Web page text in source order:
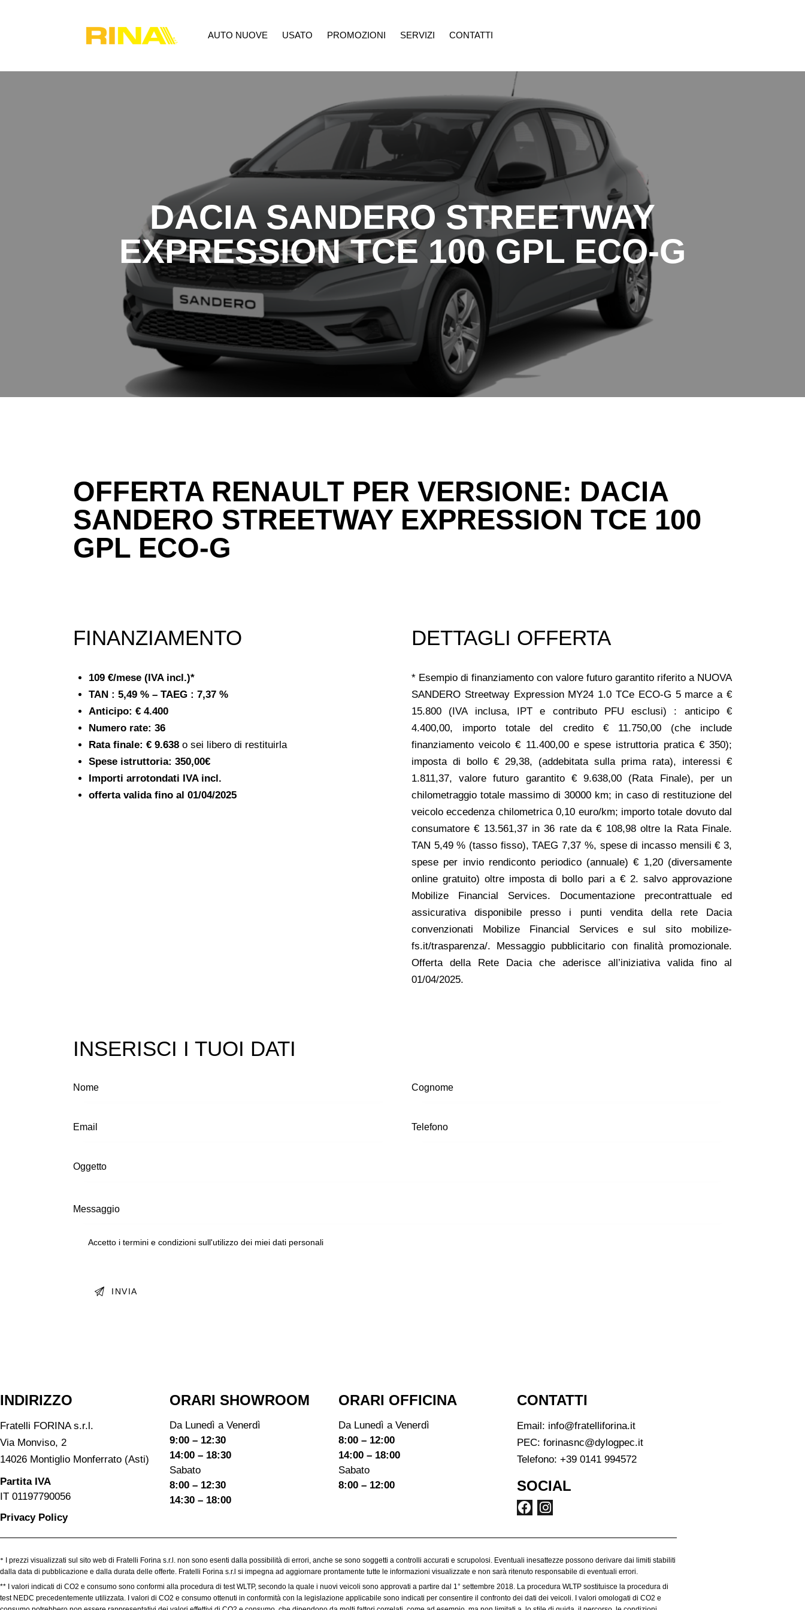
AUTO NUOVE USATO PROMOZIONI SERVIZI CONTATTI
DACIA SANDERO STREETWAY
EXPRESSION TCE 100 GPL ECO-G
OFFERTA RENAULT PER VERSIONE: DACIA
SANDERO STREETWAY EXPRESSION TCE 100
GPL ECO-G
FINANZIAMENTO
109 €/mese (IVA incl.)*
TAN : 5,49 % – TAEG : 7,37 %
Anticipo: € 4.400
Numero rate: 36
Rata finale: € 9.638o sei libero di restituirla
Spese istruttoria: 350,00€
Importi arrotondati IVA incl.
offerta valida fino al 01/04/2025
DETTAGLI OFFERTA
* Esempio di finanziamento con valore futuro garantito riferito a NUOVA
SANDERO Streetway Expression MY24 1.0 TCe ECO-G 5 marce a €
15.800 (IVA inclusa, IPT e contributo PFU esclusi) : anticipo €
4.400,00, importo totale del credito € 11.750,00 (che include
finanziamento veicolo € 11.400,00 e spese istruttoria pratica € 350);
imposta di bollo € 29,38, (addebitata sulla prima rata), interessi €
1.811,37, valore futuro garantito € 9.638,00 (Rata Finale), per un
chilometraggio totale massimo di 30000 km; in caso di restituzione del
veicolo eccedenza chilometrica 0,10 euro/km; importo totale dovuto dal
consumatore € 13.561,37 in 36 rate da € 108,98 oltre la Rata Finale.
TAN 5,49 % (tasso fisso), TAEG 7,37 %, spese di incasso mensili € 3,
spese per invio rendiconto periodico (annuale) € 1,20 (diversamente
online gratuito) oltre imposta di bollo pari a € 2. salvo approvazione
Mobilize Financial Services. Documentazione precontrattuale ed
assicurativa disponibile presso i punti vendita della rete Dacia
convenzionati Mobilize Financial Services e sul sito mobilize-
fs.it/trasparenza/. Messaggio pubblicitario con finalità promozionale.
Offerta della Rete Dacia che aderisce all’iniziativa valida fino al
01/04/2025.
INSERISCI I TUOI DATI
Accetto i termini e condizioni sull'utilizzo dei miei dati personali
INDIRIZZO
Fratelli FORINA s.r.l.
Via Monviso, 2
14026 Montiglio Monferrato (Asti)
Partita IVA
IT 01197790056
Privacy Policy
ORARI SHOWROOM​
Da Lunedì a Venerdì
9:00 – 12:30
14:00 – 18:30
Sabato
8:00 – 12:30
14:30 – 18:00
ORARI OFFICINA
Da Lunedì a Venerdì
8:00 – 12:00
14:00 – 18:00
Sabato
8:00 – 12:00
CONTATTI
Email: info@fratelliforina.it
PEC: forinasnc@dylogpec.it
Telefono: +39 0141 994572
SOCIAL
*
I prezzi visualizzati sul sito web di Fratelli Forina s.r.l. non sono esenti dalla possibilità di errori, anche se sono soggetti a controlli accurati e scrupolosi. Eventuali inesattezze possono derivare dai limiti stabiliti
dalla data di pubblicazione e dalla durata delle offerte. Fratelli Forina s.r.l si impegna ad aggiornare prontamente tutte le informazioni visualizzate e non sarà ritenuto responsabile di eventuali errori.
** I valori indicati di CO2 e consumo sono conformi alla procedura di test WLTP, secondo la quale i nuovi veicoli sono approvati a partire dal 1° settembre 2018. La procedura WLTP sostituisce la procedura di
test NEDC precedentemente utilizzata. I valori di CO2 e consumo ottenuti in conformità con la legislazione applicabile sono indicati per consentire il confronto dei dati dei veicoli. I valori omologati di CO2 e